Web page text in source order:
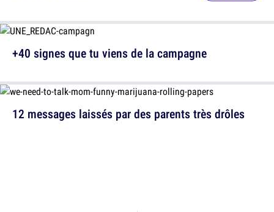
12 messages laissés par des parents très drôles
+40 signes que tu viens de la campagne